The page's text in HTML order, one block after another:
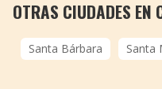
OTRAS CIUDADES EN
Santa Bárbara Santa